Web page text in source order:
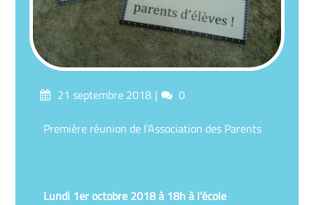
Posted21 septembre 2018 Comments
0
Première réunion de l’Association des Parents
Lundi 1er octobre 2018 à 18h à l’école